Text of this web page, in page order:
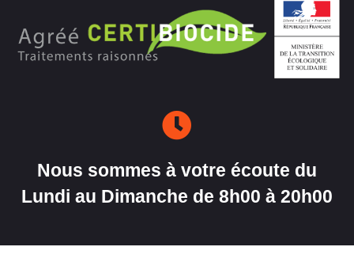
Nous sommes à votre écoute du
Lundi au Dimanche de 8h00 à 20h00